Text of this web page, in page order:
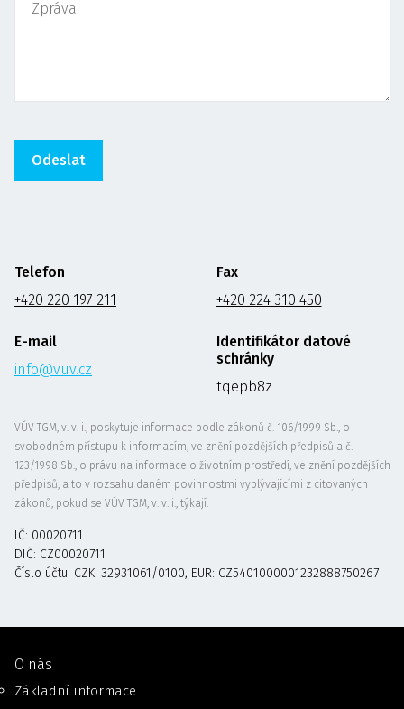
Telefon
+420 220 197 211
E-mail
info@vuv.cz
Fax
+420 224 310 450
Identifikátor datové
schránky
tqepb8z
VÚV TGM, v. v. i., poskytuje informace podle zákonů č. 106/1999 Sb., o
svobodném přístupu k informacím, ve znění pozdějších předpisů a č.
123/1998 Sb., o právu na informace o životním prostředí, ve znění pozdějších
předpisů, a to v rozsahu daném povinnostmi vyplývajícími z citovaných
zákonů, pokud se VÚV TGM, v. v. i., týkají.
IČ: 00020711
DIČ: CZ00020711
Číslo účtu: CZK: 32931061/0100, EUR: CZ5401000001232888750267
O nás
Základní informace